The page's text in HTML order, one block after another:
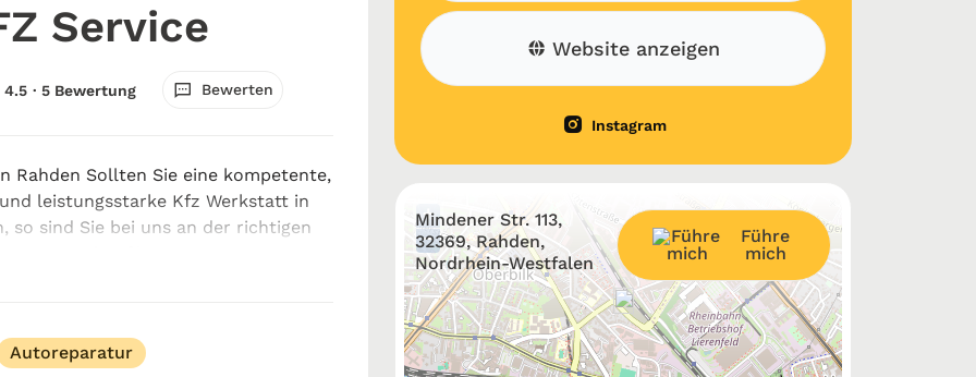
Service
4.5 · 5 Bewertung Bewerten
Rahden Sollten Sie eine kompetente,
leistungsstarke Kfz Werkstatt in
so sind Sie bei uns an der richtigen
um regelmäßige Wartungen,
Autoreparatur
Website anzeigen
Instagram
+
−
Mindener Str. 113,
32369, Rahden,
Nordrhein-Westfalen
Führe
mich